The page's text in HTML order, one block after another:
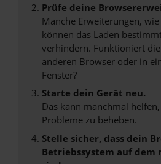
Prüfe deine
Manche Erweiterungen,
können das Laden
verhindern. Funktioniert
anderen Browser oder in
Fenster?
Starte dein Gerät neu.
Das kann manchmal
Probleme zu beheben.
Stelle sicher, dass dein
Betriebssystem auf dem